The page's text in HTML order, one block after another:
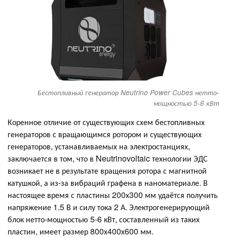
Бестопливный генератор Neutrino Power Cubes нетто-
мощностью 5-6 кВт
Коренное отличие от существующих схем бестопливных
генераторов с вращающимся ротором и существующих
генераторов, устанавливаемых на электростанциях,
заключается в том, что в Neutrinovoltaic технологии ЭДС
возникает не в результате вращения ротора с магнитной
катушкой, а из-за вибраций графена в наноматериале. В
настоящее время с пластины 200х300 мм удаётся получить
напряжение 1.5 В и силу тока 2 А. Электрогенерирующий
блок нетто-мощностью 5-6 кВт, составленный из таких
пластин, имеет размер 800х400х600 мм.